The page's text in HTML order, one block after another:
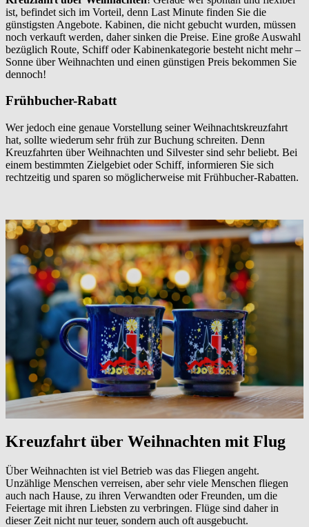
ist, befindet sich im Vorteil, denn Last Minute finden Sie die
günstigsten Angebote. Kabinen, die nicht gebucht wurden, müssen
noch verkauft werden, daher sinken die Preise. Eine große Auswahl
bezüglich Route, Schiff oder Kabinenkategorie besteht nicht mehr –
Sonne über Weihnachten und einen günstigen Preis bekommen Sie
dennoch!
Frühbucher-Rabatt
Wer jedoch eine genaue Vorstellung seiner Weihnachtskreuzfahrt
hat, sollte wiederum sehr früh zur Buchung schreiten. Denn
Kreuzfahrten über Weihnachten und Silvester sind sehr beliebt. Bei
einem bestimmten Zielgebiet oder Schiff, informieren Sie sich
rechtzeitig und sparen so möglicherweise mit Frühbucher-Rabatten.
Kreuzfahrt über Weihnachten mit Flug
Über Weihnachten ist viel Betrieb was das Fliegen angeht.
Unzählige Menschen verreisen, aber sehr viele Menschen fliegen
auch nach Hause, zu ihren Verwandten oder Freunden, um die
Feiertage mit ihren Liebsten zu verbringen. Flüge sind daher in
dieser Zeit nicht nur teuer, sondern auch oft ausgebucht.